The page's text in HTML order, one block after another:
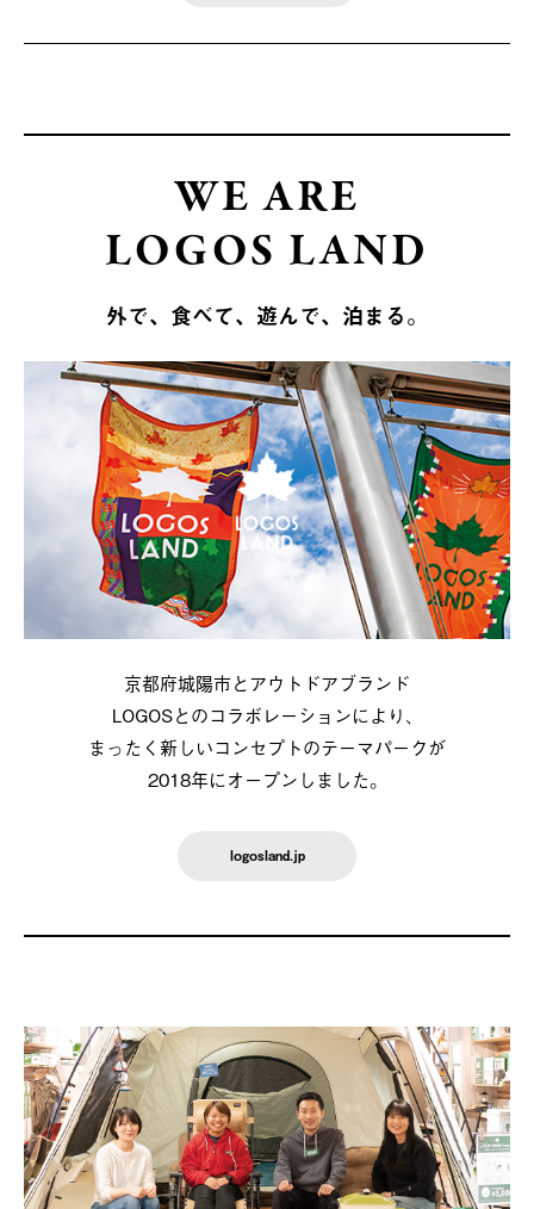
WE ARE
LOGOS LAND
外で、食べて、遊んで、泊まる。
京都府城陽市とアウトドアブランド
LOGOSとのコラボレーションにより、
まったく新しいコンセプトのテーマパークが
2018年にオープンしました。
logosland.jp